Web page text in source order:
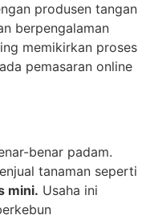
produsen tangan
berpengalaman
memikirkan proses
pemasaran online
benar padam.
tanaman seperti
mini. Usaha ini